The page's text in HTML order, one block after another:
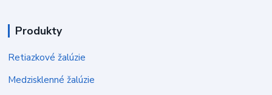
Produkty
Retiazkové žalúzie
Medzisklenné žalúzie